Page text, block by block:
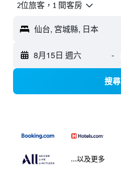
2位旅客，1 間客房
仙台, 宮城縣, 日本
8月15日 週六 -
搜尋
...以及更多